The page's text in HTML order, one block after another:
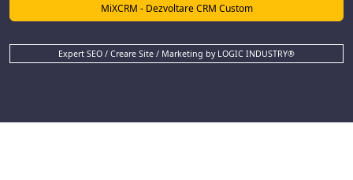
MiXCRM - Dezvoltare CRM Custom
Expert SEO / Creare Site / Marketing by LOGIC INDUSTRY®